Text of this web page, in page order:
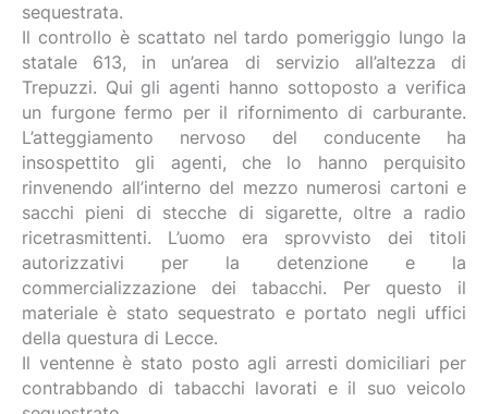
sequestrata.
Il controllo è scattato nel tardo pomeriggio lungo la
statale 613, in un’area di servizio all’altezza di
Trepuzzi. Qui gli agenti hanno sottoposto a verifica
un furgone fermo per il rifornimento di carburante.
L’atteggiamento nervoso del conducente ha
insospettito gli agenti, che lo hanno perquisito
rinvenendo all’interno del mezzo numerosi cartoni e
sacchi pieni di stecche di sigarette, oltre a radio
ricetrasmittenti. L’uomo era sprovvisto dei titoli
autorizzativi per la detenzione e la
commercializzazione dei tabacchi. Per questo il
materiale è stato sequestrato e portato negli uffici
della questura di Lecce.
Il ventenne è stato posto agli arresti domiciliari per
contrabbando di tabacchi lavorati e il suo veicolo